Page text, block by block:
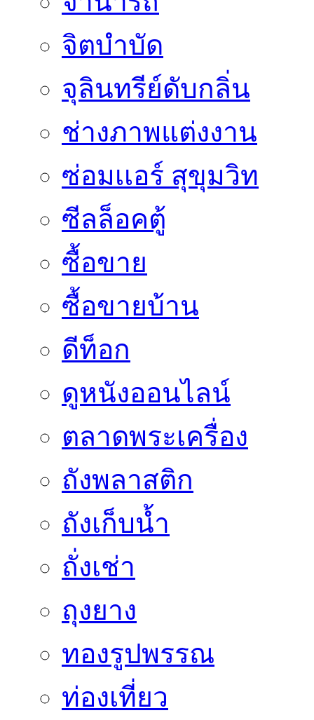
จิตบำบัด
จุลินทรีย์ดับกลิ่น
ช่างภาพแต่งงาน
ซ่อมเเอร์ สุขุมวิท
ซีลล็อคตู้
ซื้อขาย
ซื้อขายบ้าน
ดีท็อก
ดูหนังออนไลน์
ตลาดพระเครื่อง
ถังพลาสติก
ถังเก็บน้ำ
ถั่งเช่า
ถุงยาง
ทองรูปพรรณ
ท่องเที่ยว